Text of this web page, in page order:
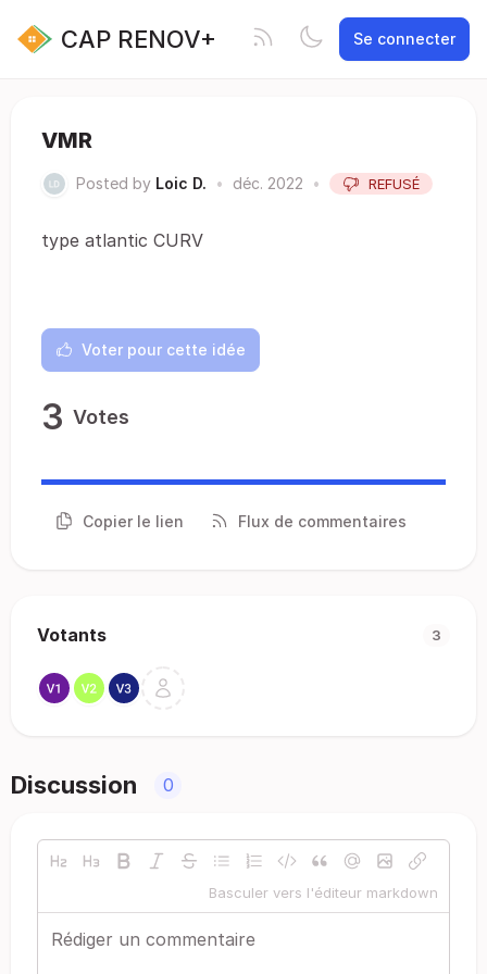
CAP RENOV+ Se connecter
VMR
Posted by Loic D. • déc. 2022 • REFUSÉ
type atlantic CURV
Voter pour cette idée
3 Votes
Copier le lien Flux de commentaires
Votants 3
Discussion 0
Basculer vers l'éditeur markdown